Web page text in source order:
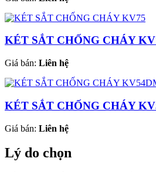
KÉT SẮT CHỐNG CHÁY
Giá bán: Liên hệ
KÉT SẮT CHỐNG CHÁY
Giá bán: Liên hệ
Lý do chọn